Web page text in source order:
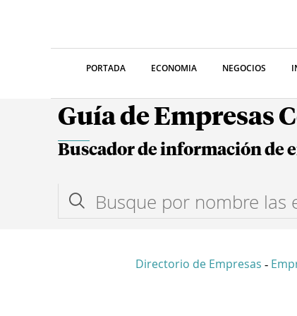
PORTADA ECONOMIA NEGOCIOS
Guía de Empresas
Buscador de información de
Directorio de Empresas -